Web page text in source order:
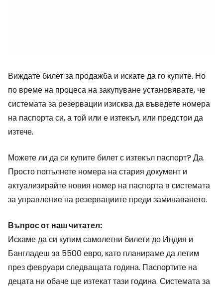
Виждате билет за продажба и искате да го купите. Но
по време на процеса на закупуване установявате, че
системата за резервации изисква да въведете номера
на паспорта си, а той или е изтекъл, или предстои да
изтече.
Можете ли да си купите билет с изтекъл паспорт? Да.
Просто попълнете номера на стария документ и
актуализирайте новия номер на паспорта в системата
за управление на резервациите преди заминаването.
Въпрос от наш читател:
Искаме да си купим самолетни билети до Индия и
Бангладеш за 5500 евро, като планираме да летим
през февруари следващата година. Паспортите на
децата ни обаче ще изтекат тази година. Системата за